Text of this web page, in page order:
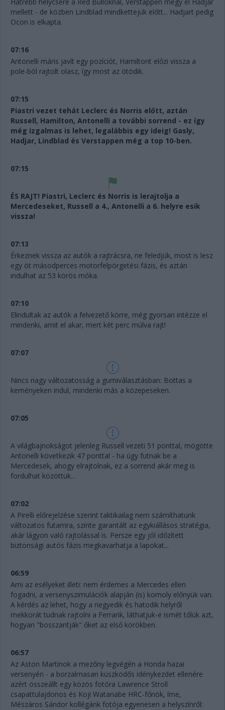
mellett - de közben Lindblad mindkettejük előtt... Hadjart pedig
Ocon is elkapta.
07:16
Antonelli máris javít egy pozíciót, Hamiltont előzi vissza a
pole-ból rajtolt olasz, így most az ötödik.
07:15
Piastri vezet tehát Leclerc és Norris előtt, aztán
Russell, Hamilton, Antonelli a további sorrend - ez így
még izgalmas is lehet, legalábbis egy ideig! Gasly,
Hadjar, Lindblad és Verstappen még a top 10-ben.
07:15
ÉS RAJT! Piastri, Leclerc és Norris is lerajtolja a
Mercedeseket, Russell a 4., Antonelli a 6. helyre esik
vissza!
07:13
Érkeznek vissza az autók a rajtrácsra, ne feledjük, most is lesz
egy öt másodperces motorfelpörgetési fázis, és aztán
indulhat az 53 körös móka.
07:10
Elindultak az autók a felvezető körre, még gyorsan intézze el
mindenki, amit el akar, mert két perc múlva rajt!
07:07
Nincs nagy változatosság a gumiválasztásban: Bottas a
keményeken indul, mindenki más a közepeseken.
07:05
A világbajnokságot jelenleg Russell vezeti 51 ponttal, mögötte
Antonelli következik 47 ponttal - ha úgy futnak be a
Mercedesek, ahogy elrajtolnak, ez a sorrend akár meg is
fordulhat közöttük...
07:02
A Pirelli előrejelzése szerint taktikailag nem számíthatunk
változatos futamra, szinte garantált az egykiállásos stratégia,
akár lágyon való rajtolással is. Persze egy jól időzített
biztonsági autós fázis megkavarhatja a lapokat...
06:59
Ami az esélyeket illeti: nem érdemes a Mercedes ellen
fogadni, a versenyszimulációk alapján (is) komoly előnyük van.
A kérdés az lehet, hogy a negyedik és hatodik helyről
mekkorát tudnak rajtolni a Ferrarik, láthatjuk-e ismét tőlük azt,
hogyan "bosszantják" őket az első körökben.
06:57
Az Aston Martinok a mezőny legvégén a Honda hazai
versenyén - a borzalmasan küszködős idénykezdet ellenére
azért összeállt egy közös fotóra Lawrence Stroll
csapattulajdonos és Koji Watanabe HRC-főnök, íme,
Mészáros Sándor kollégánk fotója egyenesen a helyszínről: